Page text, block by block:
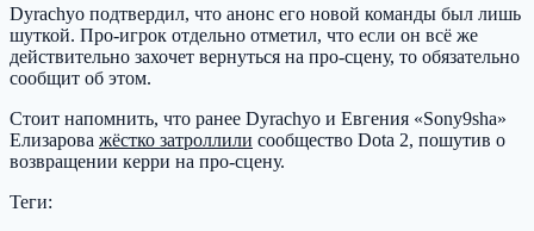
Dyrachyo подтвердил, что анонс его новой команды был лишь
шуткой. Про-игрок отдельно отметил, что если он всё же
действительно захочет вернуться на про-сцену, то обязательно
сообщит об этом.
Стоит напомнить, что ранее Dyrachyo и Евгения «Sony9sha»
Елизарова жёстко затроллили сообщество Dota 2, пошутив о
возвращении керри на про-сцену.
Теги: